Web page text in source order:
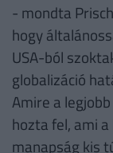
- mondta
hogy
USA-ból
globalizáció
Amire a
hozta fel, ami
manapság kis